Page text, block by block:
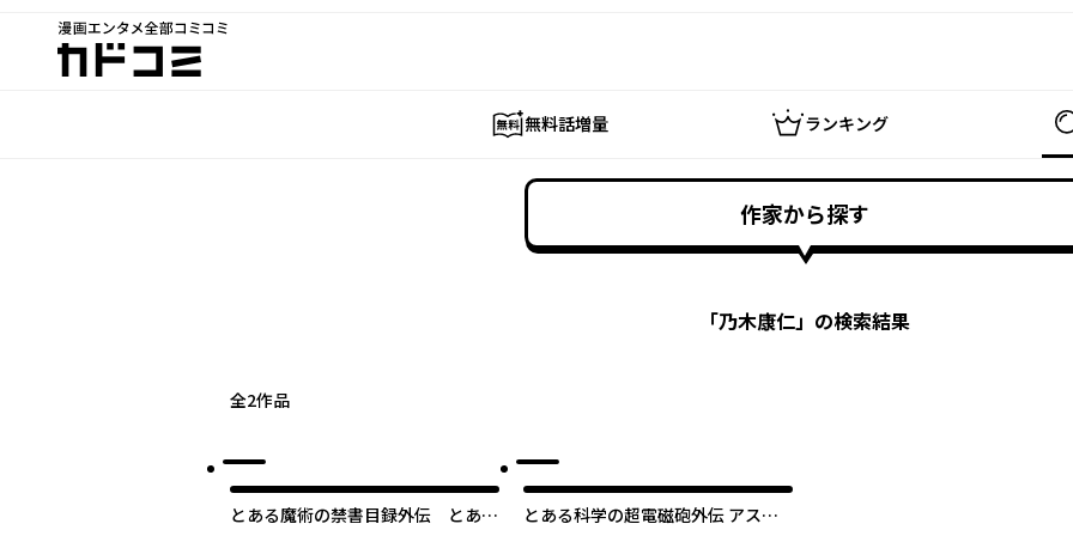
漫画エンタメ全部コミコミ
カドコミ
無料話増量 ランキング
作家から探す
「乃木康仁」の検索結果
全2作品
とある魔術の禁書目録外伝 とある
とある科学の超電磁砲外伝 アスト